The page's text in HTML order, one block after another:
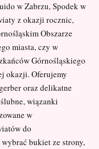
w Zabrzu, Spodek w
z okazji rocznic,
Obszarze
miasta, czy w
Górnośląskiego
okazji. Oferujemy
oraz delikatne
wiązanki
w
do
bukiet ze strony,